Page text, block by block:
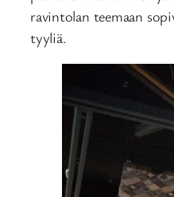
ravintolan teemaan
tyyliä.